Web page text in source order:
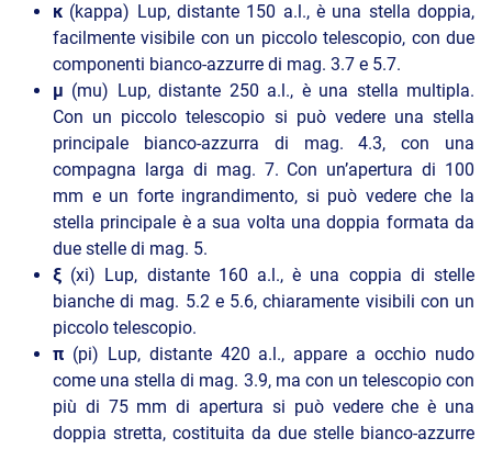
κ (kappa) Lup, distante 150 a.l., è una stella doppia,
facilmente visibile con un piccolo telescopio, con due
componenti bianco-azzurre di mag. 3.7 e 5.7.
μ (mu) Lup, distante 250 a.l., è una stella multipla.
Con un piccolo telescopio si può vedere una stella
principale bianco-azzurra di mag. 4.3, con una
compagna larga di mag. 7. Con un’apertura di 100
mm e un forte ingrandimento, si può vedere che la
stella principale è a sua volta una doppia formata da
due stelle di mag. 5.
ξ (xi) Lup, distante 160 a.l., è una coppia di stelle
bianche di mag. 5.2 e 5.6, chiaramente visibili con un
piccolo telescopio.
π (pi) Lup, distante 420 a.l., appare a occhio nudo
come una stella di mag. 3.9, ma con un telescopio con
più di 75 mm di apertura si può vedere che è una
doppia stretta, costituita da due stelle bianco-azzurre